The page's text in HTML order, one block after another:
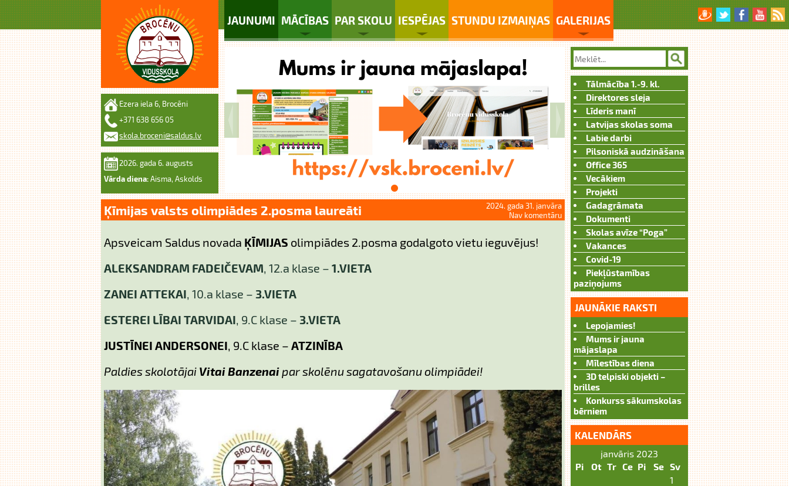
JAUNUMI MĀCĪBAS PAR SKOLU IESPĒJAS STUNDU IZMAIŅAS GALERIJAS
Ezera iela 6, Brocēni
+371 638 656 05
skola.broceni@saldus.lv
2026. gada 6. augusts
Vārda diena: Aisma, Askolds
Ķīmijas valsts olimpiādes 2.posma laureāti
2024. gada 31. janvāra
Nav komentāru
Apsveicam Saldus novada ĶĪMIJAS olimpiādes 2.posma godalgoto vietu ieguvējus!
ALEKSANDRAM FADEIČEVAM, 12.a klase – 1.VIETA
ZANEI ATTEKAI, 10.a klase – 3.VIETA
ESTEREI LĪBAI TARVIDAI, 9.C klase – 3.VIETA
JUSTĪNEI ANDERSONEI, 9.C klase – ATZINĪBA
Paldies skolotājai Vitai Banzenaipar skolēnu sagatavošanu olimpiādei!
Tālmācība 1.-9. kl.
Direktores sleja
Līderis manī
Latvijas skolas soma
Labie darbi
Pilsoniskā audzināšana
Office 365
Vecākiem
Projekti
Gadagrāmata
Dokumenti
Skolas avīze “Poga”
Vakances
Covid-19
Piekļūstamības
paziņojums
JAUNĀKIE RAKSTI
Lepojamies!
Mums ir jauna
mājaslapa
Mīlestības diena
3D telpiski objekti –
brilles
Konkurss sākumskolas
bērniem
KALENDĀRS
janvāris 2023
Pi
Ot Tr Ce Pi Se Sv
1